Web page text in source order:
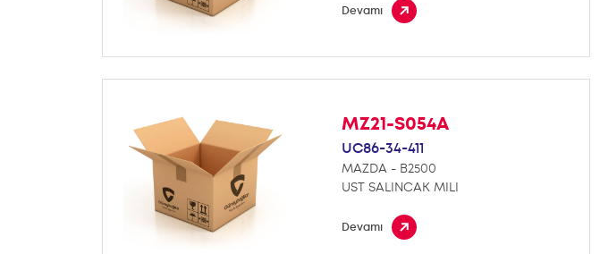
Devamı
MZ21-S054A
UC86-34-411
MAZDA - B2500
UST SALINCAK MILI
Devamı